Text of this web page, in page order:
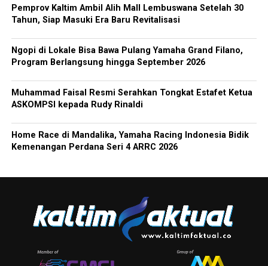
Pemprov Kaltim Ambil Alih Mall Lembuswana Setelah 30
Tahun, Siap Masuki Era Baru Revitalisasi
Ngopi di Lokale Bisa Bawa Pulang Yamaha Grand Filano,
Program Berlangsung hingga September 2026
Muhammad Faisal Resmi Serahkan Tongkat Estafet Ketua
ASKOMPSI kepada Rudy Rinaldi
Home Race di Mandalika, Yamaha Racing Indonesia Bidik
Kemenangan Perdana Seri 4 ARRC 2026